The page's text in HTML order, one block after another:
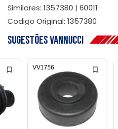
Similares: 1357380 | 60011
Codigo Original: 1357380
Sugestões Vannucci
VV1756